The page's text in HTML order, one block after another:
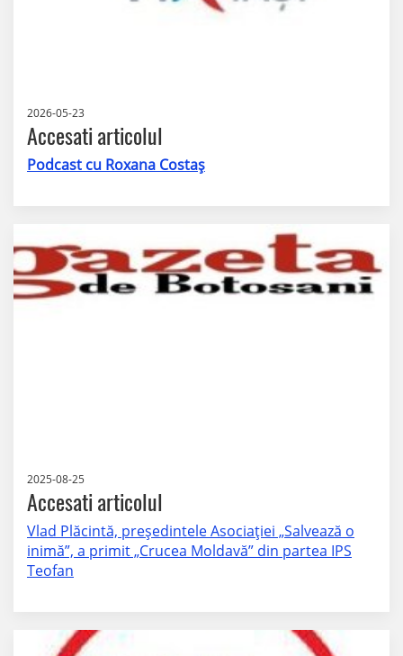
2026-05-23
Accesati articolul
Podcast cu Roxana Costaș
2025-08-25
Accesati articolul
Vlad Plăcintă, președintele Asociației „Salvează o
inimă”, a primit „Crucea Moldavă” din partea IPS
Teofan